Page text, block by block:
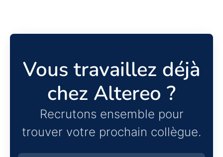
Vous travaillez déjà
chez Altereo ?
Recrutons ensemble pour
trouver votre prochain collègue.